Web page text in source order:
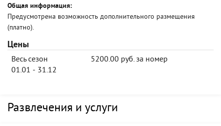
Общая информация:
Предусмотрена возможность дополнительного размещения
(платно).
Цены
Весь сезон
01.01 - 31.12
5200.00 руб. за номер
Развлечения и услуги